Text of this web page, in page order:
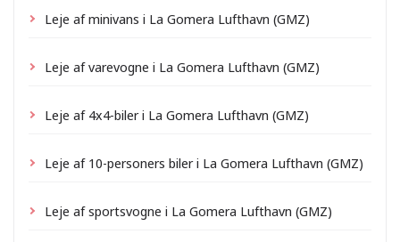
Leje af minivans i La Gomera Lufthavn (GMZ)
Leje af varevogne i La Gomera Lufthavn (GMZ)
Leje af 4x4-biler i La Gomera Lufthavn (GMZ)
Leje af 10-personers biler i La Gomera Lufthavn (GMZ)
Leje af sportsvogne i La Gomera Lufthavn (GMZ)